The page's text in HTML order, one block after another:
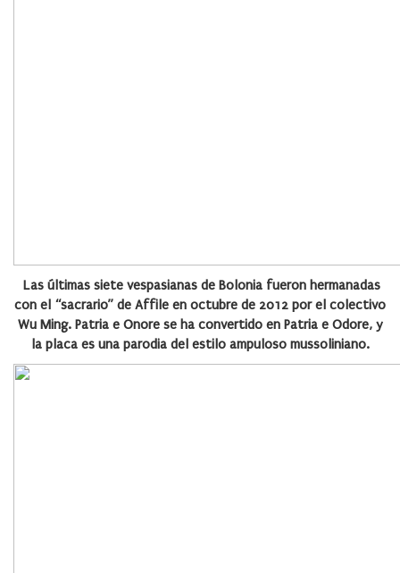
Las últimas siete vespasianas de Bolonia fueron hermanadas
con el “sacrario” de Affile en octubre de 2012 por el colectivo
Wu Ming. Patria e Onore se ha convertido en Patria e Odore, y
la placa es una parodia del estilo ampuloso mussoliniano.